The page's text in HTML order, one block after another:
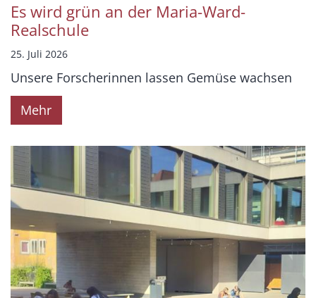
Es wird grün an der Maria-Ward-
Realschule
25. Juli 2026
Unsere Forscherinnen lassen Gemüse wachsen
Mehr